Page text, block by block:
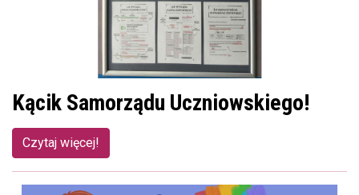
Kącik Samorządu Uczniowskiego!
Czytaj więcej!